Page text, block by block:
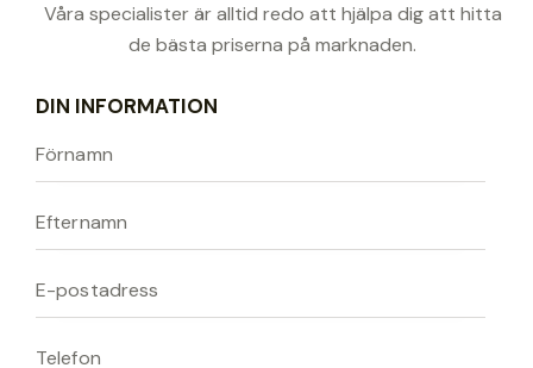
Våra specialister är alltid redo att hjälpa dig att hitta
de bästa priserna på marknaden.
DIN INFORMATION